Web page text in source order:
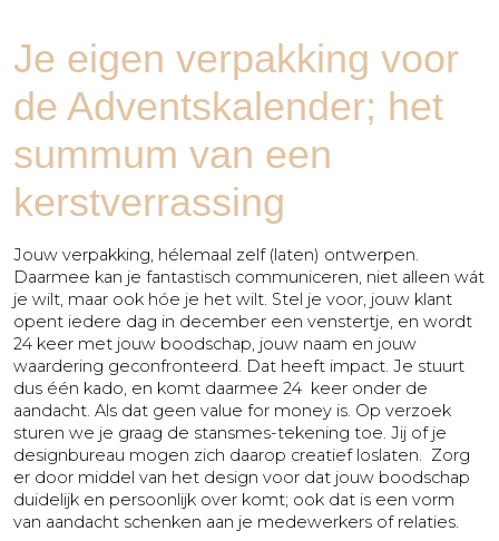
Je eigen verpakking voor
de Adventskalender; het
summum van een
kerstverrassing
Jouw verpakking, hélemaal zelf (laten) ontwerpen.
Daarmee kan je fantastisch communiceren, niet alleen wát
je wilt, maar ook hóe je het wilt. Stel je voor, jouw klant
opent iedere dag in december een venstertje, en wordt
24 keer met jouw boodschap, jouw naam en jouw
waardering geconfronteerd. Dat heeft impact. Je stuurt
dus één kado, en komt daarmee 24 keer onder de
aandacht. Als dat geen value for money is. Op verzoek
sturen we je graag de stansmes-tekening toe. Jij of je
designbureau mogen zich daarop creatief loslaten. Zorg
er door middel van het design voor dat jouw boodschap
duidelijk en persoonlijk over komt; ook dat is een vorm
van aandacht schenken aan je medewerkers of relaties.